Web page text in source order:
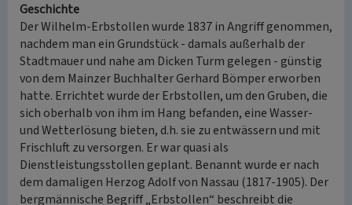
Geschichte
Der Wilhelm-Erbstollen wurde 1837 in Angriff genommen,
nachdem man ein Grundstück - damals außerhalb der
Stadtmauer und nahe am Dicken Turm gelegen - günstig
von dem Mainzer Buchhalter Gerhard Bömper erworben
hatte. Errichtet wurde der Erbstollen, um den Gruben, die
sich oberhalb von ihm im Hang befanden, eine Wasser-
und Wetterlösung bieten, d.h. sie zu entwässern und mit
Frischluft zu versorgen. Er war quasi als
Dienstleistungsstollen geplant. Benannt wurde er nach
dem damaligen Herzog Adolf von Nassau (1817-1905). Der
bergmännische Begriff „Erbstollen“ beschreibt die